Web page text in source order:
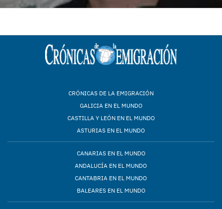
CRÓNICAS DE LA EMIGRACIÓN
GALICIA EN EL MUNDO
CASTILLA Y LEÓN EN EL MUNDO
ASTURIAS EN EL MUNDO
CANARIAS EN EL MUNDO
ANDALUCÍA EN EL MUNDO
CANTABRIA EN EL MUNDO
BALEARES EN EL MUNDO